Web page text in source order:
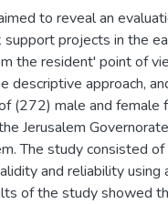
to reveal an
projects in the
the resident' point of
descriptive approach,
(272) male and female
Jerusalem
The study consisted of
and reliability using
of the study showed